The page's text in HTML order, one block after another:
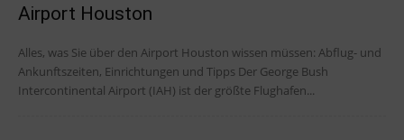
Airport Houston
Alles, was Sie über den Airport Houston wissen müssen: Abflug- und
Ankunftszeiten, Einrichtungen und Tipps Der George Bush
Intercontinental Airport (IAH) ist der größte Flughafen...